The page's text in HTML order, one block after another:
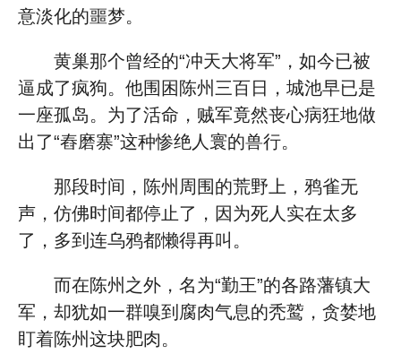
意淡化的噩梦。
黄巢那个曾经的“冲天大将军”，如今已被
逼成了疯狗。他围困陈州三百日，城池早已是
一座孤岛。为了活命，贼军竟然丧心病狂地做
出了“舂磨寨”这种惨绝人寰的兽行。
那段时间，陈州周围的荒野上，鸦雀无
声，仿佛时间都停止了，因为死人实在太多
了，多到连乌鸦都懒得再叫。
而在陈州之外，名为“勤王”的各路藩镇大
军，却犹如一群嗅到腐肉气息的秃鹫，贪婪地
盯着陈州这块肥肉。